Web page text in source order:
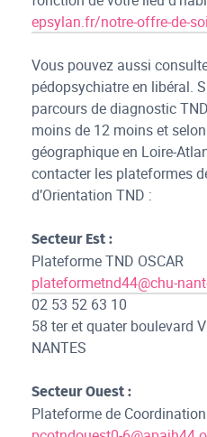
epsylan.fr/notre-offre-de-
Vous pouvez aussi
pédopsychiatre en libéral.
parcours de diagnostic
moins de 12 moins et
géographique en Loire-
contacter les plateformes
d’Orientation TND :
Secteur Est :
Plateforme TND OSCAR
plateformetnd44@chu-
02 53 52 63 10
58 ter et quater boulevard
NANTES
Secteur Ouest :
Plateforme de